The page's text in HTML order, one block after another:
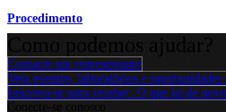
Procedimento
Contacte um representante
Veja eventos, laboratórios e oportunidades
Inscreva-se para receber: O que há de